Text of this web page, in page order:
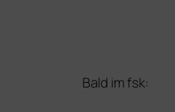
Bald im fsk: